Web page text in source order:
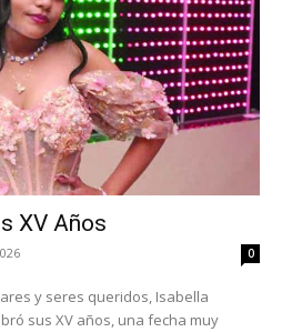
XV Años
0
y seres queridos, Isabella
sus XV años, una fecha muy